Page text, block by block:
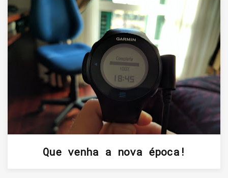
Que venha a nova época!